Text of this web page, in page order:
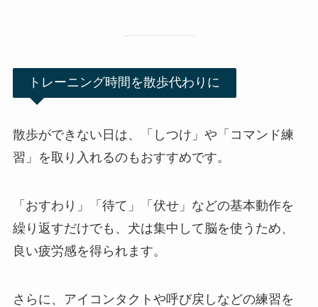
トレーニング時間を散歩代わりに
散歩ができない日は、「しつけ」や「コマンド練
習」を取り入れるのもおすすめです。
「おすわり」「待て」「伏せ」などの基本動作を
繰り返すだけでも、犬は集中して脳を使うため、
良い疲労感を得られます。
さらに、アイコンタクトや呼び戻しなどの練習を